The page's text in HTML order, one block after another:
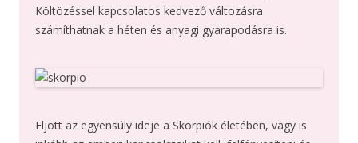
Költözéssel kapcsolatos kedvező változásra
számíthatnak a héten és anyagi gyarapodásra is.
Eljött az egyensúly ideje a Skorpiók életében, vagy is